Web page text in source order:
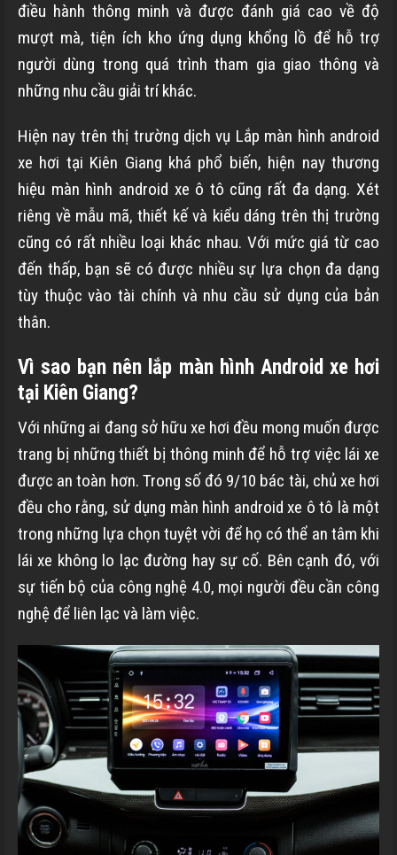
điều hành thông minh và được đánh giá cao về độ
mượt mà, tiện ích kho ứng dụng khổng lồ để hỗ trợ
người dùng trong quá trình tham gia giao thông và
những nhu cầu giải trí khác.
Hiện nay trên thị trường dịch vụ Lắp màn hình android
xe hơi tại Kiên Giang khá phổ biến, hiện nay thương
hiệu màn hình android xe ô tô cũng rất đa dạng. Xét
riêng về mẫu mã, thiết kế và kiểu dáng trên thị trường
cũng có rất nhiều loại khác nhau. Với mức giá từ cao
đến thấp, bạn sẽ có được nhiều sự lựa chọn đa dạng
tùy thuộc vào tài chính và nhu cầu sử dụng của bản
thân.
Vì sao bạn nên lắp màn hình Android xe hơi
tại Kiên Giang?
Với những ai đang sở hữu xe hơi đều mong muốn được
trang bị những thiết bị thông minh để hỗ trợ việc lái xe
được an toàn hơn. Trong số đó 9/10 bác tài, chủ xe hơi
đều cho rằng, sử dụng màn hình android xe ô tô là một
trong những lựa chọn tuyệt vời để họ có thể an tâm khi
lái xe không lo lạc đường hay sự cố. Bên cạnh đó, với
sự tiến bộ của công nghệ 4.0, mọi người đều cần công
nghệ để liên lạc và làm việc.